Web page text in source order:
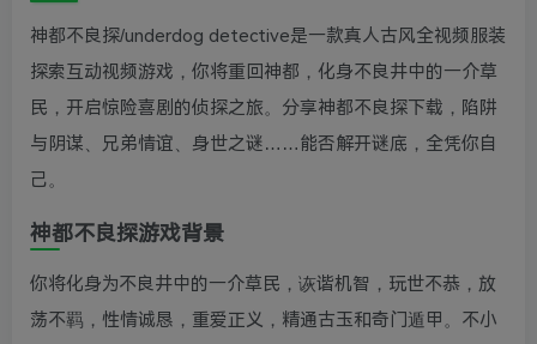
神都不良探/underdog detective是一款真人古风全视频服装
探索互动视频游戏，你将重回神都，化身不良井中的一介草
民，开启惊险喜剧的侦探之旅。分享神都不良探下载，陷阱
与阴谋、兄弟情谊、身世之谜……能否解开谜底，全凭你自
己。
神都不良探游戏背景
你将化身为不良井中的一介草民，诙谐机智，玩世不恭，放
荡不羁，性情诚恳，重爱正义，精通古玉和奇门遁甲。不小